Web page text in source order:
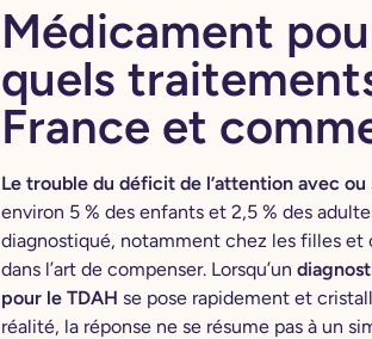
Médicament
quels
France et
Le trouble du déficit de l’attention avec
environ 5 % des enfants et 2,5 % des
diagnostiqué, notamment chez les filles et
dans l’art de compenser. Lorsqu’un
pour le TDAH se pose rapidement et
réalité, la réponse ne se résume pas à un